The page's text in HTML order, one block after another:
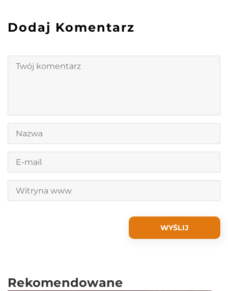
Dodaj Komentarz
Rekomendowane